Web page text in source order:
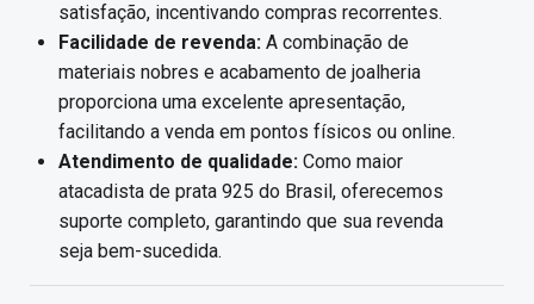
satisfação, incentivando compras recorrentes.
Facilidade de revenda: A combinação de
materiais nobres e acabamento de joalheria
proporciona uma excelente apresentação,
facilitando a venda em pontos físicos ou online.
Atendimento de qualidade: Como maior
atacadista de prata 925 do Brasil, oferecemos
suporte completo, garantindo que sua revenda
seja bem-sucedida.